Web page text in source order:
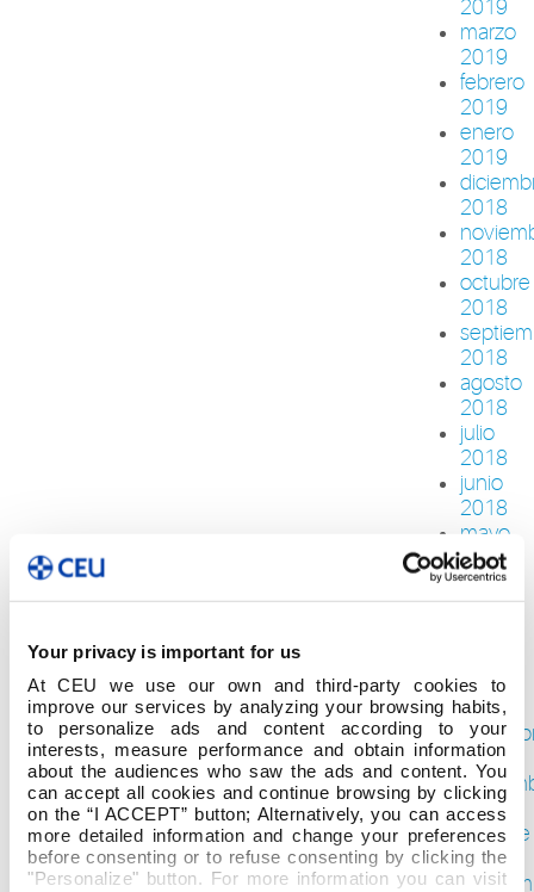
Your privacy is important for us
At CEU we use our own and third-party cookies to
improve our services by analyzing your browsing habits,
to personalize ads and content according to your
interests, measure performance and obtain information
about the audiences who saw the ads and content. You
can accept all cookies and continue browsing by clicking
on the “I ACCEPT” button; Alternatively, you can access
more detailed information and change your preferences
before consenting or to refuse consenting by clicking the
"Personalize" button. For more information you can visit
2019
marzo
2019
febrero
2019
enero
2019
2018
2018
octubre
2018
2018
agosto
2018
julio
2018
junio
2018
mayo
2018
abril
2018
enero
2018
2017
2017
octubre
2017